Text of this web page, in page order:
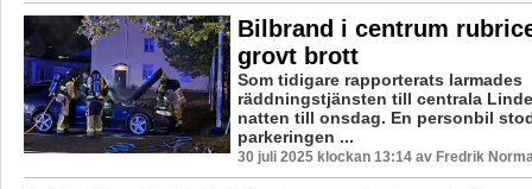
Bilbrand i centrum
grovt brott
Som tidigare rapporterats larmades
räddningstjänsten till centrala
natten till onsdag. En personbil
parkeringen ...
30 juli 2025 klockan 13:14 av Fredrik